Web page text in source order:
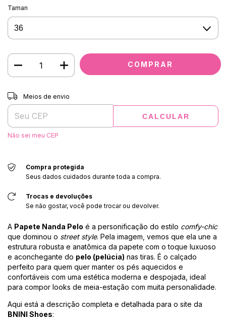
Taman
Entregas para o CEP:
Meios de envio
CALCULAR
Não sei meu CEP
Compra protegida
Seus dados cuidados durante toda a compra.
Trocas e devoluções
Se não gostar, você pode trocar ou devolver.
A Papete Nanda Pelo é a personificação do estilo comfy-chic
que dominou o street style. Pela imagem, vemos que ela une a
estrutura robusta e anatômica da papete com o toque luxuoso
e aconchegante do pelo (pelúcia) nas tiras. É o calçado
perfeito para quem quer manter os pés aquecidos e
confortáveis com uma estética moderna e despojada, ideal
para compor looks de meia-estação com muita personalidade.
Aqui está a descrição completa e detalhada para o site da
BNINI Shoes: